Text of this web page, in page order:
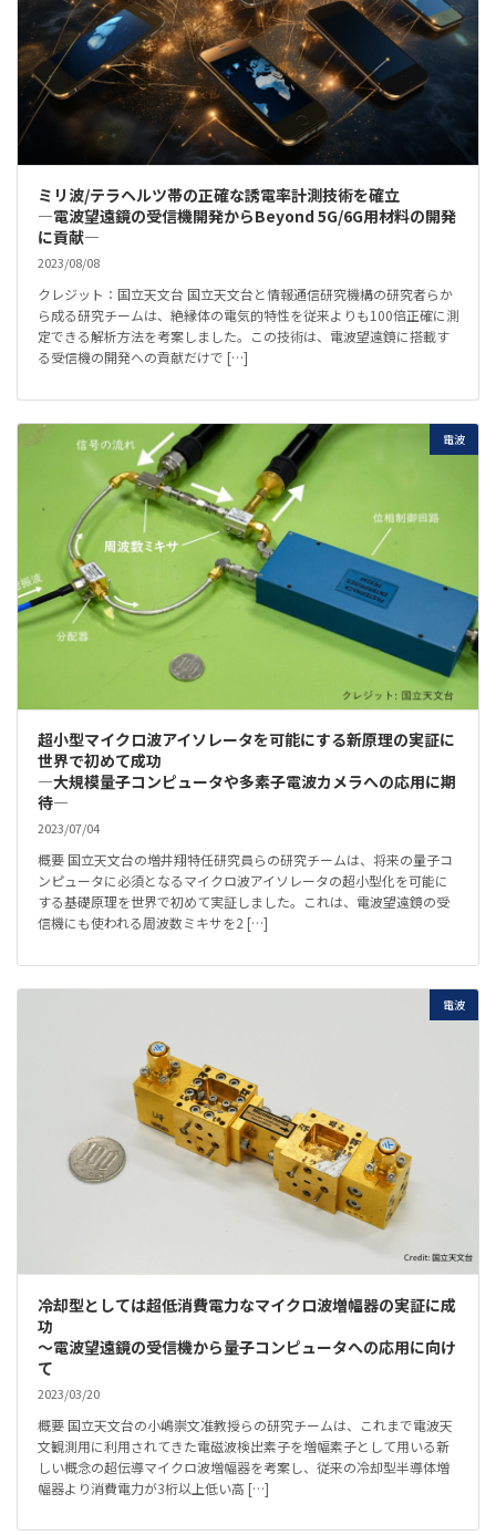
ミリ波/テラヘルツ帯の正確な誘電率計測技術を確立
―電波望遠鏡の受信機開発からBeyond 5G/6G用材料の開発
に貢献―
2023/08/08
クレジット：国立天文台 国立天文台と情報通信研究機構の研究者らか
ら成る研究チームは、絶縁体の電気的特性を従来よりも100倍正確に測
定できる解析方法を考案しました。この技術は、電波望遠鏡に搭載す
る受信機の開発への貢献だけで […]
電波
超小型マイクロ波アイソレータを可能にする新原理の実証に
世界で初めて成功
―大規模量子コンピュータや多素子電波カメラへの応用に期
待―
2023/07/04
概要 国立天文台の増井翔特任研究員らの研究チームは、将来の量子コ
ンピュータに必須となるマイクロ波アイソレータの超小型化を可能に
する基礎原理を世界で初めて実証しました。これは、電波望遠鏡の受
信機にも使われる周波数ミキサを2 […]
電波
冷却型としては超低消費電力なマイクロ波増幅器の実証に成
功
～電波望遠鏡の受信機から量子コンピュータへの応用に向け
て
2023/03/20
概要 国立天文台の小嶋崇文准教授らの研究チームは、これまで電波天
文観測用に利用されてきた電磁波検出素子を増幅素子として用いる新
しい概念の超伝導マイクロ波増幅器を考案し、従来の冷却型半導体増
幅器より消費電力が3桁以上低い高 […]